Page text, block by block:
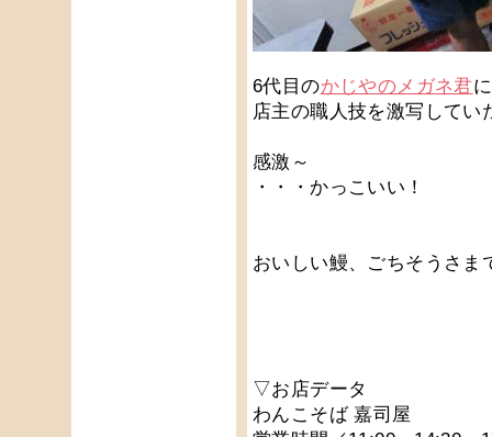
6代目のかじやのメガネ君に
店主の職人技を激写してい
感激～
・・・かっこいい！
おいしい鰻、ごちそうさま
▽お店データ
わんこそば 嘉司屋